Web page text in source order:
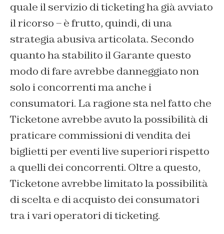
quale il servizio di ticketing ha già avviato
il ricorso – è frutto, quindi, di una
strategia abusiva articolata. Secondo
quanto ha stabilito il Garante questo
modo di fare avrebbe danneggiato non
solo i concorrenti ma anche i
consumatori. La ragione sta nel fatto che
Ticketone avrebbe avuto la possibilità di
praticare commissioni di vendita dei
biglietti per eventi live superiori rispetto
a quelli dei concorrenti. Oltre a questo,
Ticketone avrebbe limitato la possibilità
di scelta e di acquisto dei consumatori
tra i vari operatori di ticketing.